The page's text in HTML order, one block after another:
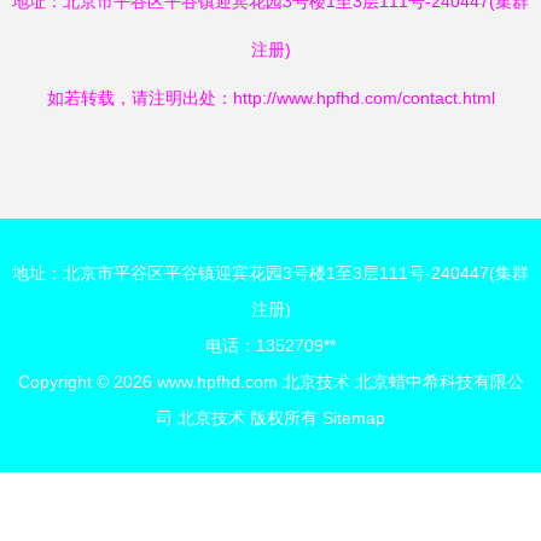
注册)
如若转载，请注明出处：http://www.hpfhd.com/contact.html
地址：北京市平谷区平谷镇迎宾花园3号楼1至3层111号-240447(集群
注册)
电话：1352709**
Copyright © 2026 www.hpfhd.com 北京技术 北京蜡中希科技有限公
司 北京技术 版权所有 Sitemap